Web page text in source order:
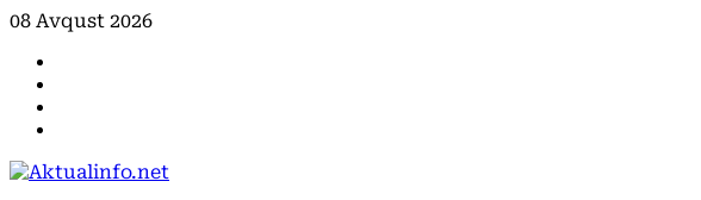
Skip
content
08 Avqust 2026